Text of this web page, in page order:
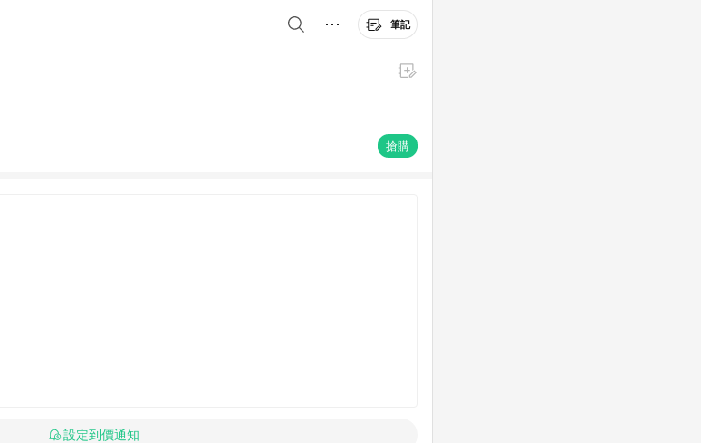
筆記
搶購
設定到價通知